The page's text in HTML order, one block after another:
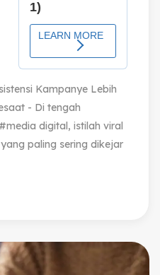
Kampanye Lebih
- Di tengah
digital, istilah viral
paling sering dikejar